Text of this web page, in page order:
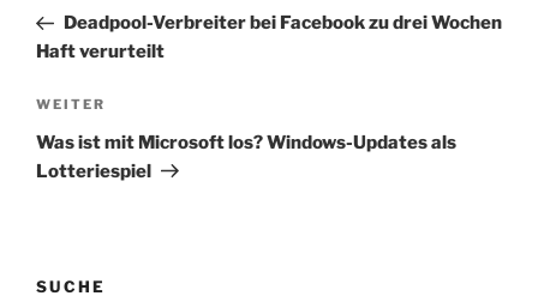
Beitrag
Deadpool-Verbreiter bei Facebook zu drei Wochen
Haft verurteilt
Nächster
Beitrag
WEITER
Was ist mit Microsoft los? Windows-Updates als
Lotteriespiel
SUCHE